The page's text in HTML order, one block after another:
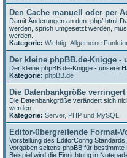
Den Cache manuell oder per
Damit Änderungen an den .php/.html-
werden, sprich umgesetzt werden,
werden.
Kategorie: Wichtig Allgemeine
Der kleine phpBB.de-Knigge -
Der kleine phpBB.de-Knigge - unsere
Kategorie: phpBB.de
Die Datenbankgröße
Die Datenbankgröße verändert sich
werden.
Kategorie: Server, PHP und MySQL
Editor-übergreifende Format-
Vorstellung des EditorConfig
Vorgaben seitens phpBB für
Beispiel wird die Einrichtung in